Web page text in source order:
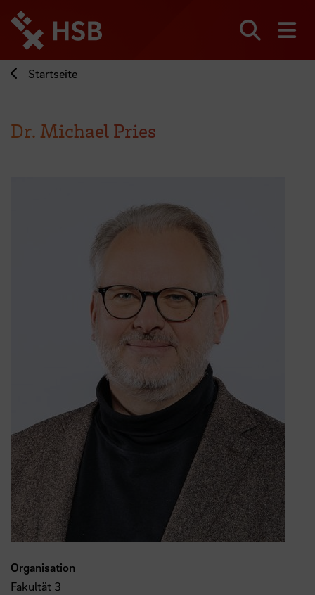
zum
Seiteninhalt
springen
Startseite
Dr. Michael Pries
Organisation
Fakultät 3